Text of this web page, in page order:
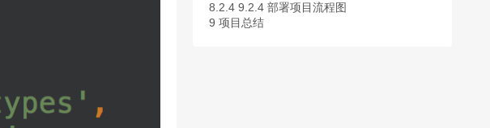
8.2.4 9.2.4 部署项目流程图
9 项目总结